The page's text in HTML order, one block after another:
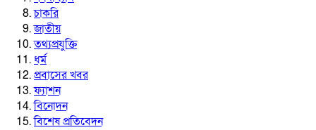
চাকরি
জাতীয়
তথ্যপ্রযুক্তি
ধর্ম
প্রবাসের খবর
ফ্যাশন
বিনোদন
বিশেষ প্রতিবেদন